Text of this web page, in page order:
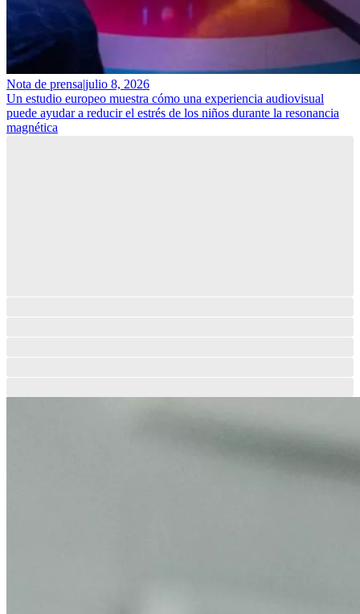
Nota de prensa|julio 8, 2026
Un estudio europeo muestra cómo una experiencia audiovisual
puede ayudar a reducir el estrés de los niños durante la resonancia
magnética